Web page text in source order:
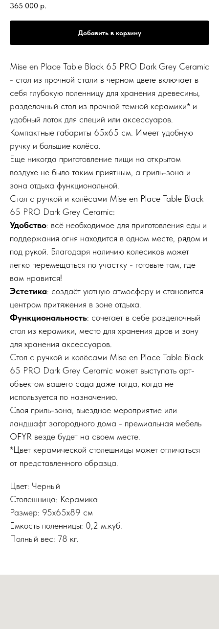
365 000 р.
Добавить в корзину
Mise en Place Table Black 65 PRO Dark Grey Ceramic
- стол из прочной стали в черном цвете включает в
себя глубокую поленницу для хранения древесины,
разделочный стол из прочной темной керамики* и
удобный лоток для специй или аксессуаров.
Компактные габариты 65х65 см. Имеет удобную
ручку и большие колёса.
Еще никогда приготовление пищи на открытом
воздухе не было таким приятным, а гриль-зона и
зона отдыха функциональной.
Стол с ручкой и колёсами Mise en Place Table Black
65 PRO Dark Grey Ceramic:
Удобство: всё необходимое для приготовления еды и
поддержания огня находится в одном месте, рядом и
под рукой. Благодаря наличию колесиков может
легко перемещаться по участку - готовьте там, где
вам нравится!
Эстетика: создаёт уютную атмосферу и становится
центром притяжения в зоне отдыха.
Функциональность: сочетает в себе разделочный
стол из керамики, место для хранения дров и зону
для хранения аксессуаров.
Стол с ручкой и колёсами Mise en Place Table Black
65 PRO Dark Grey Ceramic может выступать арт-
объектом вашего сада даже тогда, когда не
используется по назначению.
Своя гриль-зона, выездное мероприятие или
ландшафт загородного дома - премиальная мебель
OFYR везде будет на своем месте.
*Цвет керамической столешницы может отличаться
от представленного образца.
Цвет: Черный
Столешница: Керамика
Размер: 95x65x89 см
Емкость поленницы: 0,2 м.куб.
Полный вес: 78 кг.